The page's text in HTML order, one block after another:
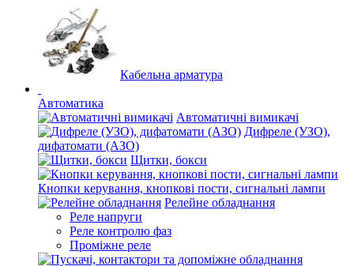
Кабельна арматура
Автоматика
Автоматичні вимикачі
Дифреле (УЗО),
дифатомати (АЗО)
Щитки, бокси
Кнопки керування, кнопкові пости, сигнальні лампи
Релейне обладнання
Реле напруги
Реле контролю фаз
Проміжне реле